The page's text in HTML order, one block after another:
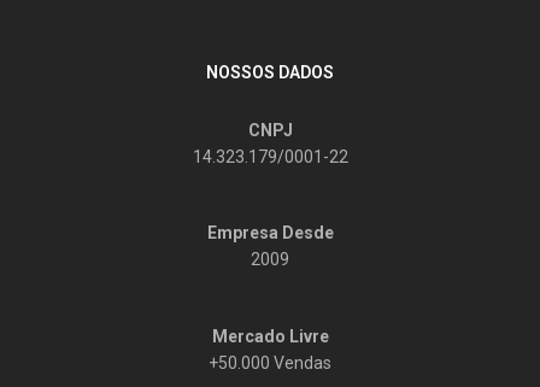
NOSSOS DADOS
CNPJ
14.323.179/0001-22
Empresa Desde
2009
Mercado Livre
+50.000 Vendas